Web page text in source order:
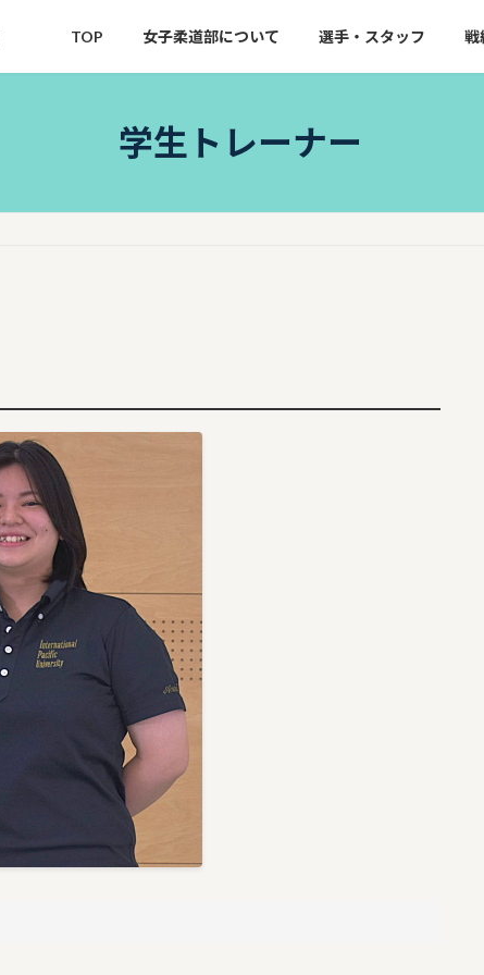
TOP 女子柔道部について 選手・スタッフ 戦
学生トレーナー